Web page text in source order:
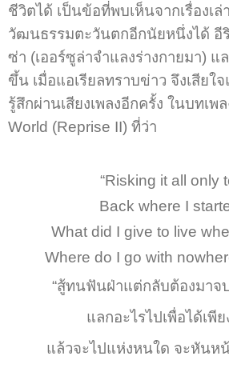
ชีวิตได้ เป็นข้อที่พบเห็นจากเรื่องเ
วัฒนธรรมตะวันตกอีกนัยหนึ่งได้ อี
ซ่า (เออร์ซูล่าจำแลงร่างกายมา) แ
ขึ้น เมื่อแอเรียลทราบข่าว จึงเสียใ
รู้สึกผ่านเสียงเพลงอีกครั้ง ในบทเพ
World (Reprise II) ที่ว่า
“Risking it all only
Back where I
What did I give to live
Where do I go with
“สู้ทนฟันฝ่าแต่กลับต้องมาจ
แลกอะไรไปเพื่อได้เพีย
แล้วจะไปแห่งหนใด จะหันห